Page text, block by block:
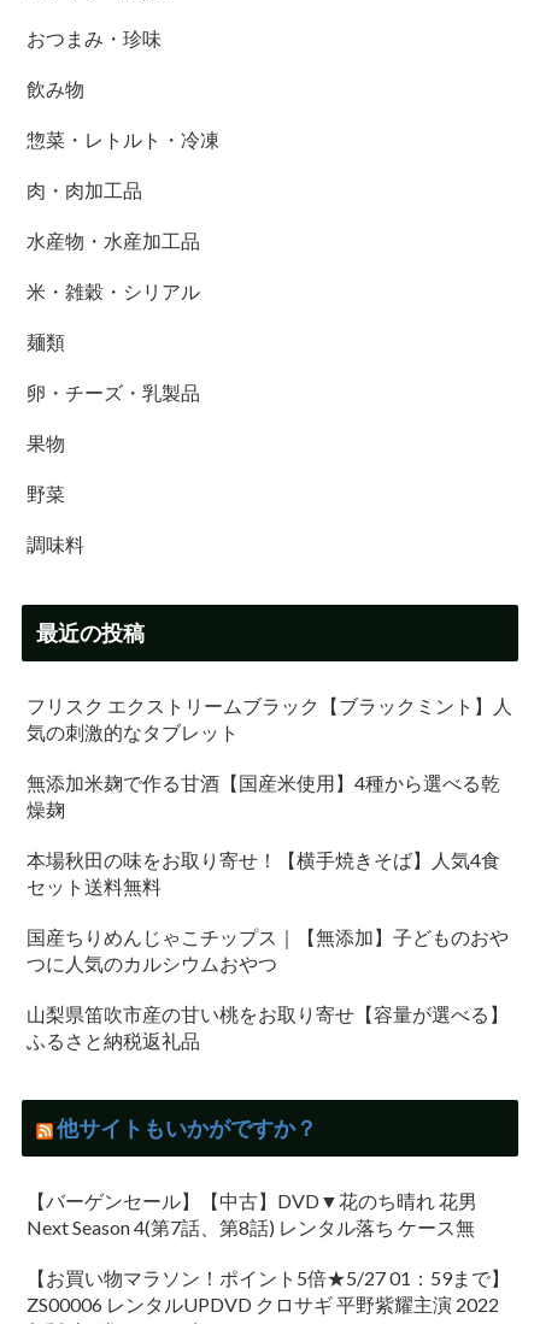
おつまみ・珍味
飲み物
惣菜・レトルト・冷凍
肉・肉加工品
水産物・水産加工品
米・雑穀・シリアル
麺類
卵・チーズ・乳製品
果物
野菜
調味料
最近の投稿
フリスク エクストリームブラック【ブラックミント】人
気の刺激的なタブレット
無添加米麹で作る甘酒【国産米使用】4種から選べる乾
燥麹
本場秋田の味をお取り寄せ！【横手焼きそば】人気4食
セット送料無料
国産ちりめんじゃこチップス｜【無添加】子どものおや
つに人気のカルシウムおやつ
山梨県笛吹市産の甘い桃をお取り寄せ【容量が選べる】
ふるさと納税返礼品
他サイトもいかがですか？
【バーゲンセール】【中古】DVD▼花のち晴れ 花男
Next Season 4(第7話、第8話) レンタル落ち ケース無
【お買い物マラソン！ポイント5倍★5/27 01：59まで】
ZS00006 レンタルUPDVD クロサギ 平野紫耀主演 2022